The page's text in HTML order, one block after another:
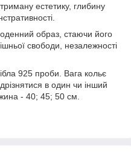
естетику, глибину
образ, стаючи його
свободи, незалежності
925 проби. Вага кольє
в один чи інший
- 40; 45; 50 см.